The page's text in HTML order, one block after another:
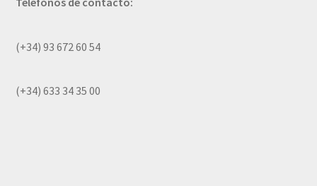
(+34) 93 672 60 54
(+34) 633 34 35 00